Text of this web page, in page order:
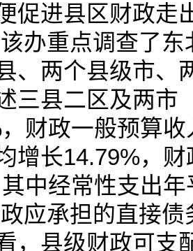
促进县区财政
重点调查了东
、两个县级市、
三县二区及两市
财政一般预算
增长14.79%，
中经常性支出
应承担的直接
，县级财政可支